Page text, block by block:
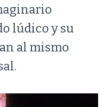
lúdico y su
al mismo